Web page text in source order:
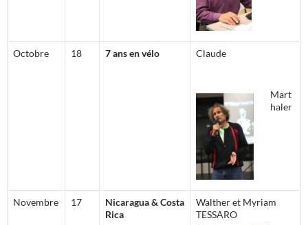
Octobre 18 7 ans en vélo Claude
Mart
haler
Novembre 17
Nicaragua & Costa
Rica
Walther et Myriam
TESSARO